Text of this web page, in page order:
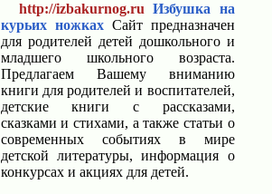
http://izbakurnog.ru Избушка на
курьих ножкахСайт предназначен
для родителей детей дошкольного и
младшего школьного возраста.
Предлагаем Вашему вниманию
книги для родителей и воспитателей,
детские книги с рассказами,
сказками и стихами, а также статьи о
современных событиях в мире
детской литературы, информация о
конкурсах и акциях для детей.